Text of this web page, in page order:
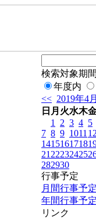
検索対象期
年度内
<< 2019年4
日 月 火水木
1
2 3 4 5
7 8 9 1011
1415161718
21 22232425
282930
行事予定
月間行事予
年間行事予
リンク